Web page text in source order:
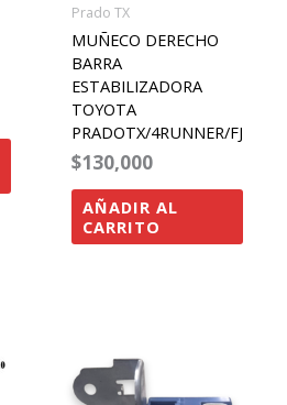
Prado TX
MUÑECO DERECHO
BARRA
ESTABILIZADORA
TOYOTA
PRADOTX/4RUNNER/FJ
$130,000
AÑADIR AL
CARRITO